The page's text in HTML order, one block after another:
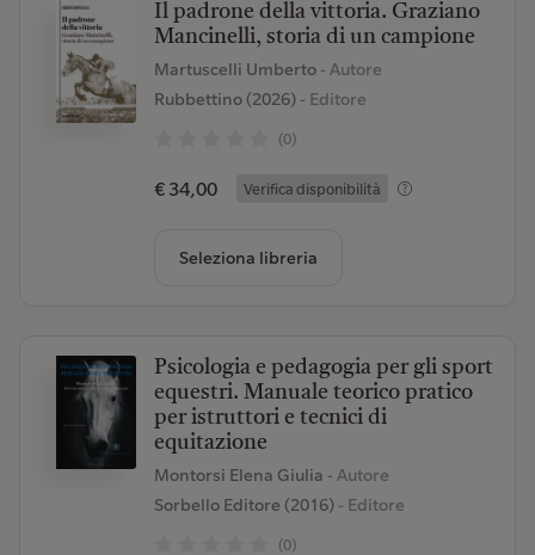
Il padrone della vittoria. Graziano
Mancinelli, storia di un campione
Martuscelli Umberto - Autore
Rubbettino (2026)- Editore
(0)
€ 34,00 Verifica disponibilità
Seleziona libreria
Psicologia e pedagogia per gli sport
equestri. Manuale teorico pratico
per istruttori e tecnici di
equitazione
Montorsi Elena Giulia - Autore
Sorbello Editore (2016)- Editore
(0)